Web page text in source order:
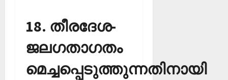
18. തീരദേശ-
ജലഗതാഗതം
മെച്ചപ്പെടുത്തുന്നതിനായി